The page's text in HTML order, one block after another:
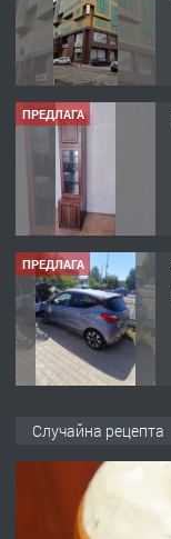
ПРЕДЛАГА
ПРЕДЛАГА
Случайна рецепта